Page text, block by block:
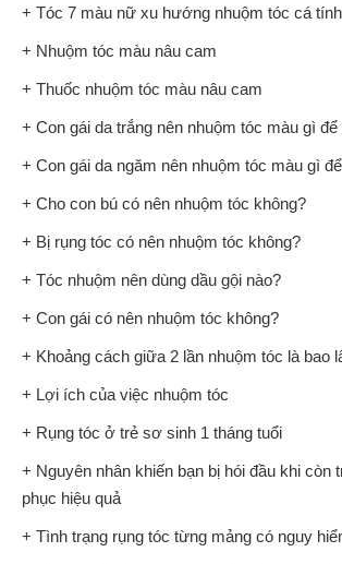
+ Tóc 7 màu nữ xu hướng nhuộm tóc cá tính
+ Nhuộm tóc màu nâu cam
+ Thuốc nhuộm tóc màu nâu cam
+ Con gái da trắng nên nhuộm tóc màu gì để
+ Con gái da ngăm nên nhuộm tóc màu gì
+ Cho con bú có nên nhuộm tóc không?
+ Bị rụng tóc có nên nhuộm tóc không?
+ Tóc nhuộm nên dùng dầu gội nào?
+ Con gái có nên nhuộm tóc không?
+ Khoảng cách giữa 2 lần nhuộm tóc là bao
+ Lợi ích của việc nhuộm tóc
+ Rụng tóc ở trẻ sơ sinh 1 tháng tuổi
+ Nguyên nhân khiến bạn bị hói đầu khi còn
phục hiệu quả
+ Tình trạng rụng tóc từng mảng có nguy